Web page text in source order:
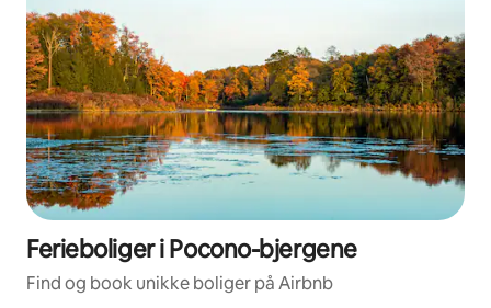
Ferieboliger i Pocono-bjergene
Find og book unikke boliger på Airbnb